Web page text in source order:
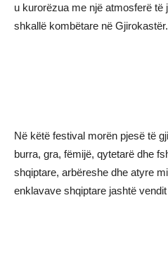
u kurorëzua me një atmosferë
shkallë kombëtare në Gjirokastër.
Në këtë festival morën pjesë të
burra, gra, fëmijë, qytetarë dhe
shqiptare, arbëreshe dhe atyre
enklavave shqiptare jashtë vendit